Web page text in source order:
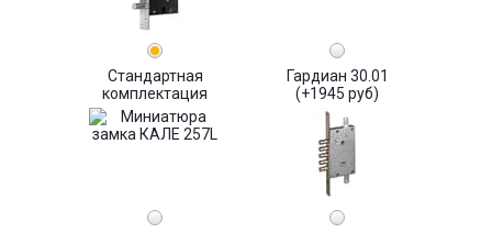
Стандартная
комплектация
Гардиан 30.01
(+1945 руб)